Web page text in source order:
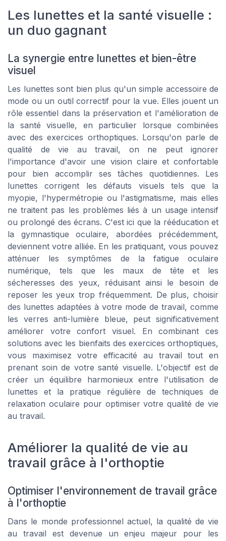
Les lunettes et la santé visuelle :
un duo gagnant
La synergie entre lunettes et bien-être
visuel
Les lunettes sont bien plus qu'un simple accessoire de
mode ou un outil correctif pour la vue. Elles jouent un
rôle essentiel dans la préservation et l'amélioration de
la santé visuelle, en particulier lorsque combinées
avec des exercices orthoptiques. Lorsqu'on parle de
qualité de vie au travail, on ne peut ignorer
l'importance d'avoir une vision claire et confortable
pour bien accomplir ses tâches quotidiennes. Les
lunettes corrigent les défauts visuels tels que la
myopie, l'hypermétropie ou l'astigmatisme, mais elles
ne traitent pas les problèmes liés à un usage intensif
ou prolongé des écrans. C'est ici que la rééducation et
la gymnastique oculaire, abordées précédemment,
deviennent votre alliée. En les pratiquant, vous pouvez
atténuer les symptômes de la fatigue oculaire
numérique, tels que les maux de tête et les
sécheresses des yeux, réduisant ainsi le besoin de
reposer les yeux trop fréquemment. De plus, choisir
des lunettes adaptées à votre mode de travail, comme
les verres anti-lumière bleue, peut significativement
améliorer votre confort visuel. En combinant ces
solutions avec les bienfaits des exercices orthoptiques,
vous maximisez votre efficacité au travail tout en
prenant soin de votre santé visuelle. L'objectif est de
créer un équilibre harmonieux entre l'utilisation de
lunettes et la pratique régulière de techniques de
relaxation oculaire pour optimiser votre qualité de vie
au travail.
Améliorer la qualité de vie au
travail grâce à l'orthoptie
Optimiser l'environnement de travail grâce
à l'orthoptie
Dans le monde professionnel actuel, la qualité de vie
au travail est devenue un enjeu majeur pour les